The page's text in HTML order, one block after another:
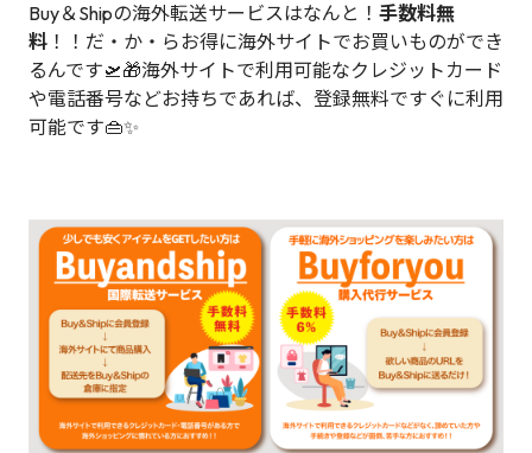
Buy＆Shipの海外転送サービスはなんと！ 手数料無
料 ！！だ・か・らお得に海外サイトでお買いものができ
るんです🛫🎁海外サイトで利用可能なクレジットカード
や電話番号などお持ちであれば、登録無料ですぐに利用
可能です👜✨